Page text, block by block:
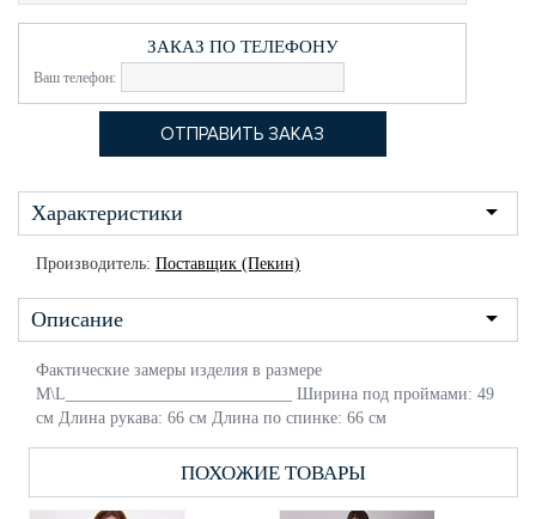
ЗАКАЗ ПО ТЕЛЕФОНУ
Ваш телефон:
Характеристики
Производитель: Поставщик (Пекин)
Описание
Фактические замеры изделия в размере
M\L___________________________ Ширина под проймами: 49
см Длина рукава: 66 см Длина по спинке: 66 см
ПОХОЖИЕ ТОВАРЫ